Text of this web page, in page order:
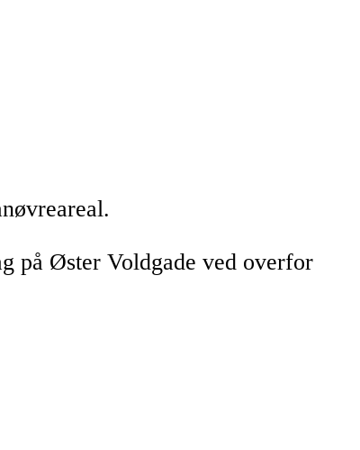
på Øster Voldgade ved overfor